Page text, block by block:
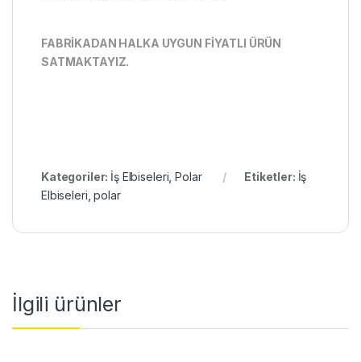
FABRİKADAN HALKA UYGUN FİYATLI ÜRÜN
SATMAKTAYIZ.
Kategoriler: İş Elbiseleri ,Polar Etiketler: İş
Elbiseleri ,polar
İlgili ürünler